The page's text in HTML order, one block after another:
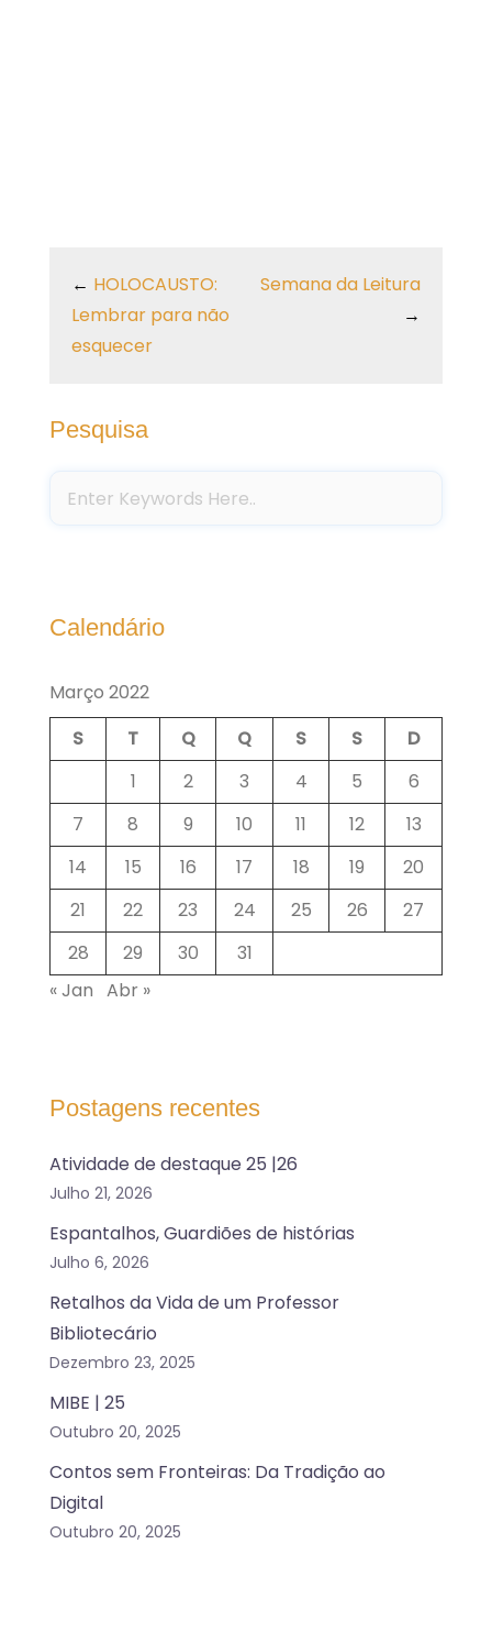
← HOLOCAUSTO:
Lembrar para não
esquecer
Semana da Leitura
→
Pesquisa
Calendário
Março 2022
S
T Q Q S S
D
1
2 3 4 5
6
7
8 9 10 11 12
13
14
15 16 17 18 19
20
21
22 23 24 25 26
27
28
29 30
31
« Jan Abr »
Postagens recentes
Atividade de destaque 25 |26
Julho 21, 2026
Espantalhos, Guardiões de histórias
Julho 6, 2026
Retalhos da Vida de um Professor
Bibliotecário
Dezembro 23, 2025
MIBE | 25
Outubro 20, 2025
Contos sem Fronteiras: Da Tradição ao
Digital
Outubro 20, 2025